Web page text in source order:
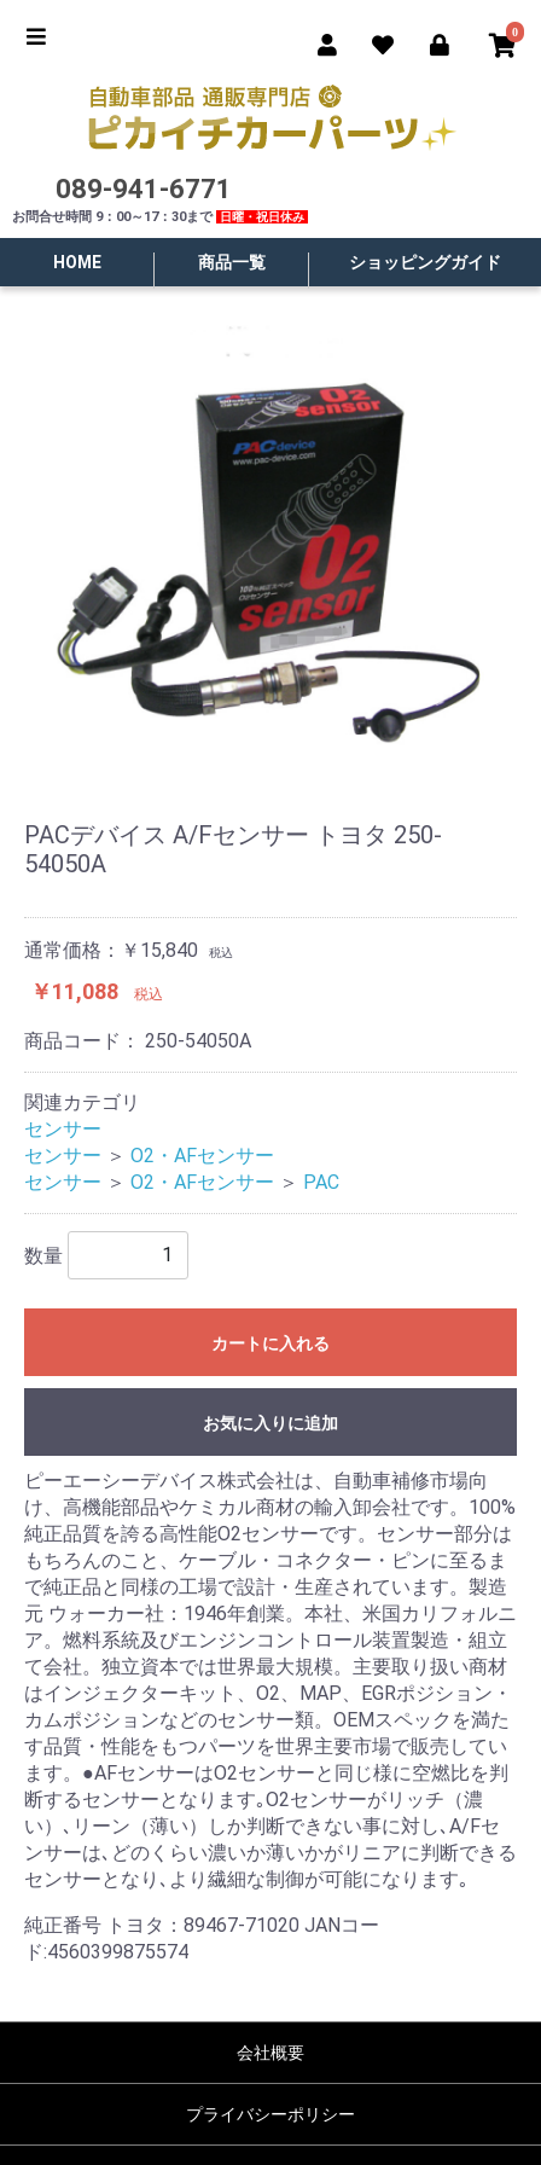
0
089-941-6771
お問合せ時間 9：00～17：30まで 日曜・祝日休み
HOME 商品一覧 ショッピングガイド
PACデバイス A/Fセンサー トヨタ 250-
54050A
通常価格：￥15,840 税込
￥11,088 税込
商品コード： 250-54050A
関連カテゴリ
センサー
センサー ＞ O2・AFセンサー
センサー ＞ O2・AFセンサー ＞ PAC
数量
カートに入れる
お気に入りに追加
ピーエーシーデバイス株式会社は、自動車補修市場向
け、高機能部品やケミカル商材の輸入卸会社です。100%
純正品質を誇る高性能O2センサーです。センサー部分は
もちろんのこと、ケーブル・コネクター・ピンに至るま
で純正品と同様の工場で設計・生産されています。製造
元 ウォーカー社：1946年創業。本社、米国カリフォルニ
ア。燃料系統及びエンジンコントロール装置製造・組立
て会社。独立資本では世界最大規模。主要取り扱い商材
はインジェクターキット、O2、MAP、EGRポジション・
カムポジションなどのセンサー類。OEMスペックを満た
す品質・性能をもつパーツを世界主要市場で販売してい
ます。●AFセンサーはO2センサーと同じ様に空燃比を判
断するセンサーとなります｡O2センサーがリッチ（濃
い）､リーン（薄い）しか判断できない事に対し､A/Fセ
ンサーは､どのくらい濃いか薄いかがリニアに判断できる
センサーとなり､より繊細な制御が可能になります｡
純正番号 トヨタ：89467-71020 JANコー
ド:4560399875574
会社概要
プライバシーポリシー